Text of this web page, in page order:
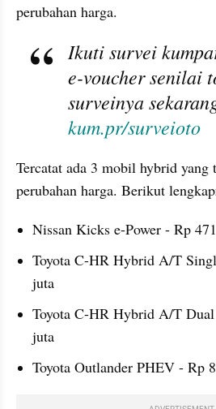
perubahan harga.
Ikuti survei
e-voucher senilai
kum.pr/surveioto
Tercatat ada 3 mobil hybrid yang
perubahan harga. Berikut
Nissan Kicks e-Power - Rp
Toyota C-HR Hybrid A/T
juta
Toyota C-HR Hybrid A/T
juta
Toyota Outlander PHEV - Rp